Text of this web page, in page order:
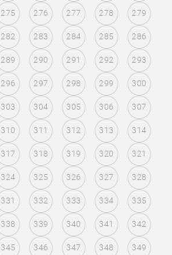
275 276 277 278 279
282 283 284 285 286
289 290 291 292 293
296 297 298 299 300
303 304 305 306 307
310 311 312 313 314
317 318 319 320 321
324 325 326 327 328
331 332 333 334 335
338 339 340 341 342
345 346 347 348 349